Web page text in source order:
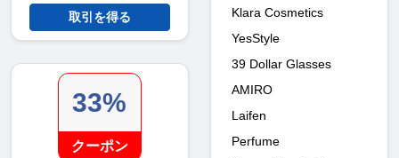
取引を得る
33%
クーポン
Klara Cosmetics
YesStyle
39 Dollar Glasses
AMIRO
Laifen
Perfume